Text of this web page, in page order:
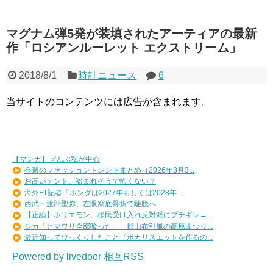
マグナム弾5発が装填されたアーティアの最新
作「ロシアンルーレット エクストリーム」
2018/8/1 時計ニュース 6
当サイトのコンテンツには広告が含まれます。
【マンガ】ぜんぶ私が中心
今週のファッショントレンドまとめ（2026年8月3...
お高いテント、盗まれそうで怖くない？
海外F1記者「ホンダは2027年もしくは2028年...
西武・渡部聖弥、左眼窩底骨折で離脱へ
【正論】ホリエモン、移民受け入れ反対派にブチギレ→...
シカ「ヒマワリ全部喰った」 郡山布引風の高原まつり...
最近知ってびっくりしたこと『ポカリスエットを作るの...
Powered by livedoor 相互RSS